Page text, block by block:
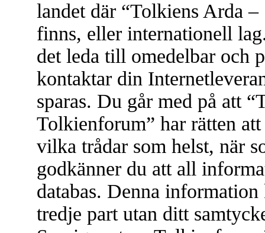
landet där “Tolkiens Arda
finns, eller internationell
det leda till omedelbar och
kontaktar din
sparas. Du går med på att
Tolkienforum” har rätten
vilka trådar som helst, när
godkänner du att all
databas. Denna
tredje part utan ditt